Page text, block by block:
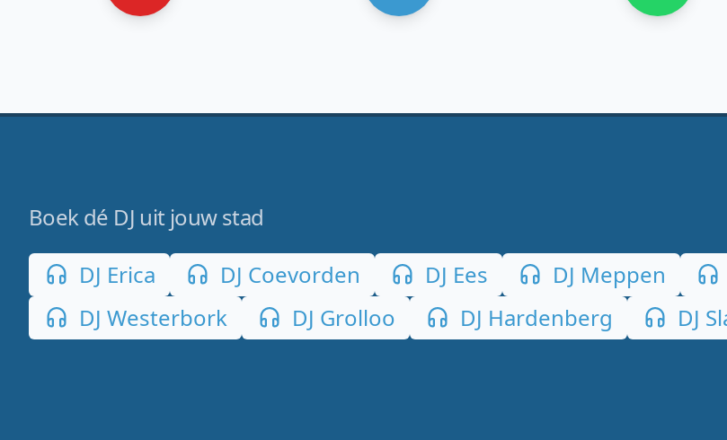
Boek dé DJ uit jouw stad
DJ Erica
DJ Coevorden DJ Ees DJ Meppen
DJ Westerbork
DJ Grolloo DJ Hardenberg DJ